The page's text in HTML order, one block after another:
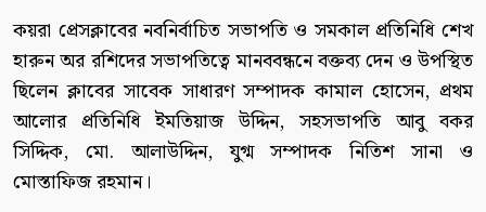
কয়রা প্রেসক্লাবের নবনির্বাচিত সভাপতি ও সমকাল প্রতিনিধি শেখ
হারুন অর রশিদের সভাপতিত্বে মানববন্ধনে বক্তব্য দেন ও উপস্থিত
ছিলেন ক্লাবের সাবেক সাধারণ সম্পাদক কামাল হোসেন, প্রথম
আলোর প্রতিনিধি ইমতিয়াজ উদ্দিন, সহসভাপতি আবু বকর
সিদ্দিক, মো. আলাউদ্দিন, যুগ্ম সম্পাদক নিতিশ সানা ও
মোস্তাফিজ রহমান।